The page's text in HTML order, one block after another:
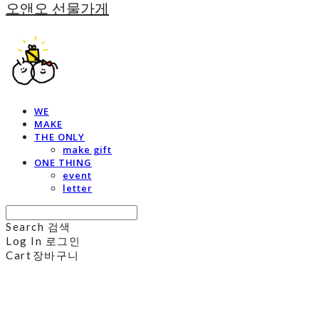
오앤오 선물가게
WE
MAKE
THE ONLY
make gift
ONE THING
event
letter
Search 검색
Log In 로그인
Cart 장바구니